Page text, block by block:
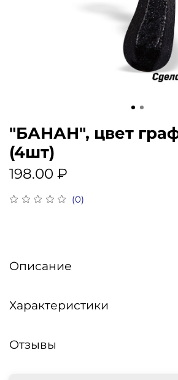
(0)
"БАНАН", цвет
(4шт)
198.00 ₽
Описание
Характеристики
Отзывы